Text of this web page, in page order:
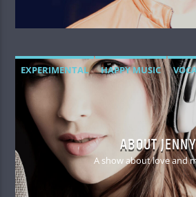
EXPERIMENTAL HAPPY MUSIC
ABOUT JENNY
A show about love and